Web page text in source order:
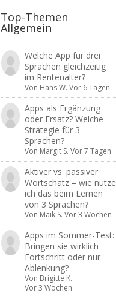
Top-Themen
Allgemein
Welche App für drei
Sprachen gleichzeitig
im Rentenalter?
Von Hans W. Vor 6 Tagen
Apps als Ergänzung
oder Ersatz? Welche
Strategie für 3
Sprachen?
Von Margit S. Vor 7 Tagen
Aktiver vs. passiver
Wortschatz – wie nutze
ich das beim Lernen
von 3 Sprachen?
Von Maik S. Vor 3 Wochen
Apps im Sommer-Test:
Bringen sie wirklich
Fortschritt oder nur
Ablenkung?
Von Brigitte K.
Vor 3 Wochen